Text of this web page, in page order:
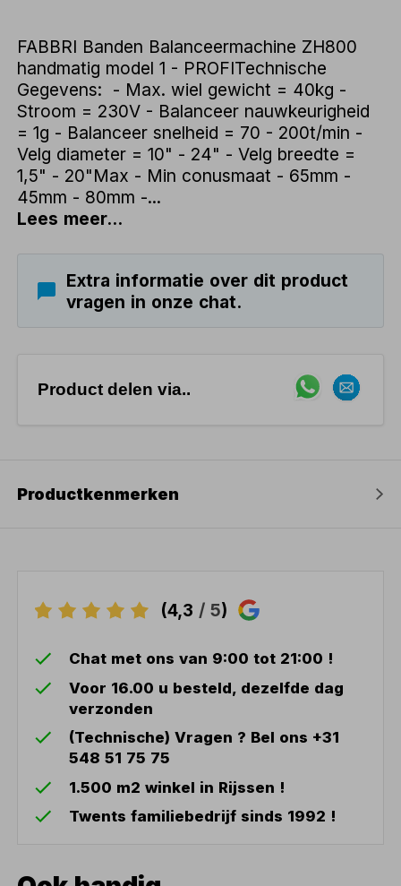
FABBRI Banden Balanceermachine ZH800
handmatig model 1 - PROFITechnische
Gegevens: - Max. wiel gewicht = 40kg -
Stroom = 230V - Balanceer nauwkeurigheid
= 1g - Balanceer snelheid = 70 - 200t/min -
Velg diameter = 10" - 24" - Velg breedte =
1,5" - 20"Max - Min conusmaat - 65mm -
45mm - 80mm -...
Lees meer...
Extra informatie over dit product
vragen in onze chat.
Product delen via..
Productkenmerken
(4,3 / 5)
Chat met ons van 9:00 tot 21:00 !
Voor 16.00 u besteld, dezelfde dag
verzonden
(Technische) Vragen ? Bel ons +31
548 51 75 75
1.500 m2 winkel in Rijssen !
Twents familiebedrijf sinds 1992 !